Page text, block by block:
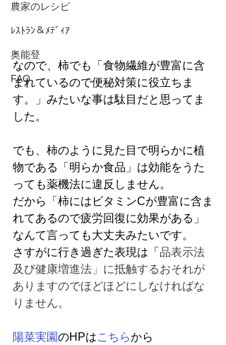
農家のレシピ
ﾚｽﾄﾗﾝ＆ﾒﾃﾞｨｱ
奥能登
FAQ
なので、柿でも「食物繊維が豊富に含
まれているので便秘対策に役立ちま
す。」みたいな事は駄目だと思ってま
した。
でも、柿のように見た目で明らかに植
物である「明らか食品」は効能をうた
っても薬機法に違反しません。
だから「柿にはビタミンCが豊富に含ま
れてあるので疲労回復に効果がある」
なんて言っても大丈夫みたいです。
さすがに行き過ぎた表現は「 品表示法
及び健康増進法」に抵触するおそれが
ありますのでほどほどにしなければな
りません。
陽菜実園のHPはこちらから